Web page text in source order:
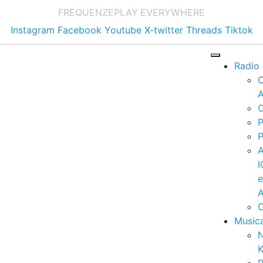
FREQUENZEPLAY EVERYWHERE
Instagram Facebook Youtube X-twitter Threads Tiktok
Radio
e